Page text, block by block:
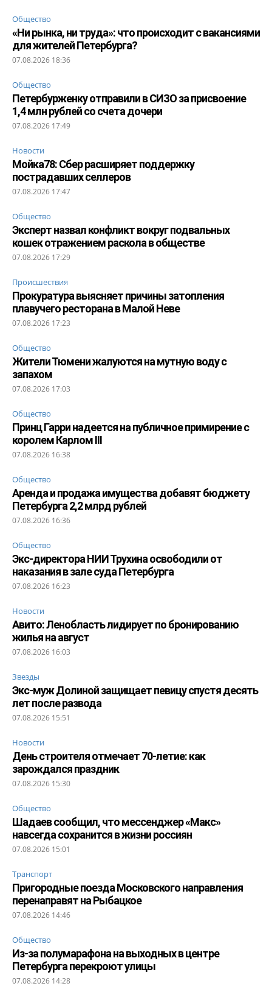
Общество
«Ни рынка, ни труда»: что происходит с вакансиями
для жителей Петербурга?
07.08.2026 18:36
Общество
Петербурженку отправили в СИЗО за присвоение
1,4 млн рублей со счета дочери
07.08.2026 17:49
Новости
Мойка78: Сбер расширяет поддержку
пострадавших селлеров
07.08.2026 17:47
Общество
Эксперт назвал конфликт вокруг подвальных
кошек отражением раскола в обществе
07.08.2026 17:29
Происшествия
Прокуратура выясняет причины затопления
плавучего ресторана в Малой Неве
07.08.2026 17:23
Общество
Жители Тюмени жалуются на мутную воду с
запахом
07.08.2026 17:03
Общество
Принц Гарри надеется на публичное примирение с
королем Карлом III
07.08.2026 16:38
Общество
Аренда и продажа имущества добавят бюджету
Петербурга 2,2 млрд рублей
07.08.2026 16:36
Общество
Экс-директора НИИ Трухина освободили от
наказания в зале суда Петербурга
07.08.2026 16:23
Новости
Авито: Ленобласть лидирует по бронированию
жилья на август
07.08.2026 16:03
Звезды
Экс-муж Долиной защищает певицу спустя десять
лет после развода
07.08.2026 15:51
Новости
День строителя отмечает 70-летие: как
зарождался праздник
07.08.2026 15:30
Общество
Шадаев сообщил, что мессенджер «Макс»
навсегда сохранится в жизни россиян
07.08.2026 15:01
Транспорт
Пригородные поезда Московского направления
перенаправят на Рыбацкое
07.08.2026 14:46
Общество
Из-за полумарафона на выходных в центре
Петербурга перекроют улицы
07.08.2026 14:28